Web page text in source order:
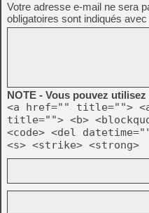
Votre adresse e-mail ne sera
obligatoires sont indiqués avec
NOTE - Vous pouvez
<a href="" title="">
title=""> <b>
<code> <del
<s> <strike> <strong>